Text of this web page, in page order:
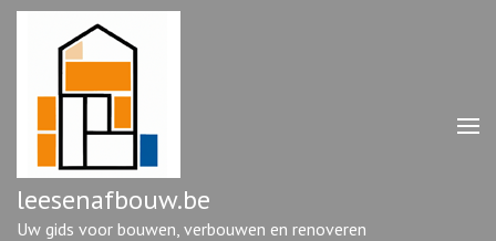
Ga
enter)
leesenafbouw.be
Uw gids voor bouwen, verbouwen en renoveren